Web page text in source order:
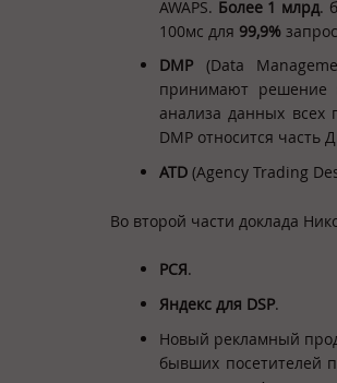
AWAPS. Более 1 млрд.
100мс для 99,9%
DMP (Data
принимают решение
анализа данных всех
DMP относится
ATD (Agency Trading
Во второй части доклада
РСЯ.
Яндекс для DSP.
Новый рекламный
бывших посетителей